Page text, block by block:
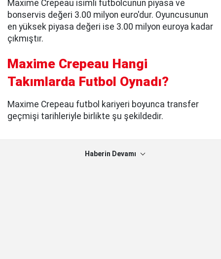
Maxime Crepeau isimli futbolcunun piyasa ve
bonservis değeri 3.00 milyon euro'dur. Oyuncusunun
en yüksek piyasa değeri ise 3.00 milyon euroya kadar
çıkmıştır.
Maxime Crepeau Hangi
Takımlarda Futbol Oynadı?
Maxime Crepeau futbol kariyeri boyunca transfer
geçmişi tarihleriyle birlikte şu şekildedir.
Haberin Devamı